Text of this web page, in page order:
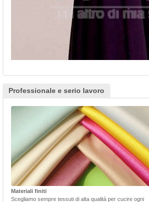
Professionale e serio lavoro
Materiali finiti
Scegliamo sempre tessuti di alta qualità per cucire ogni